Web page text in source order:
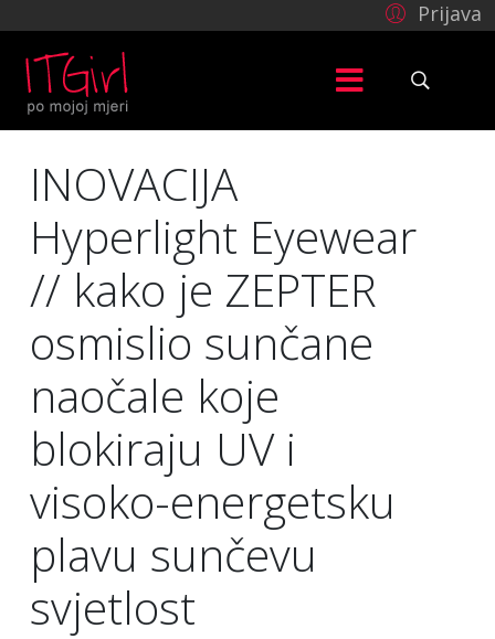
Prijava
INOVACIJA
Hyperlight Eyewear
// kako je ZEPTER
osmislio sunčane
naočale koje
blokiraju UV i
visoko-energetsku
plavu sunčevu
svjetlost